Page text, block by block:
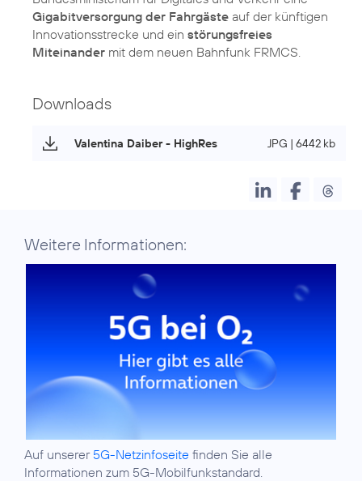
Gigabitversorgung der Fahrgäste auf der künftigen
Innovationsstrecke und ein störungsfreies
Miteinander mit dem neuen Bahnfunk FRMCS.
Downloads
Valentina Daiber - HighRes JPG | 6442 kb
Weitere Informationen:
Auf unserer 5G-Netzinfoseite finden Sie alle
Informationen zum 5G-Mobilfunkstandard.